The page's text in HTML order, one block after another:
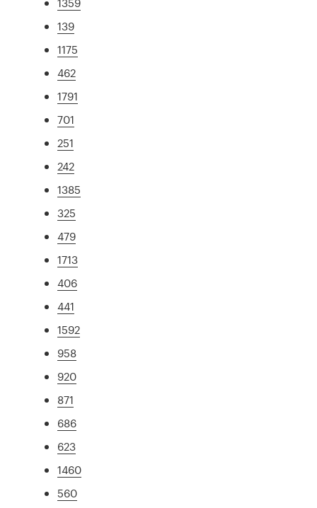
139
1175
462
1791
701
251
242
1385
325
479
1713
406
441
1592
958
920
871
686
623
1460
560